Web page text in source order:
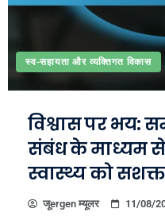
स्व-सहायता और व्यक्तिगत विकास
विश्वास पर भय:
संबंध के माध्यम
स्वास्थ्य को
जूergen म्यूलर 11/08/